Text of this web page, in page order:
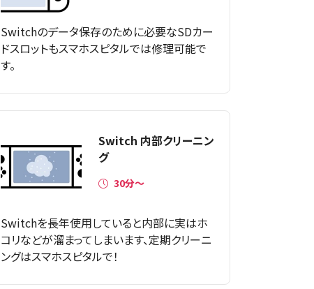
Switchのデータ保存のために必要なSDカー
ドスロットもスマホスピタルでは修理可能で
す。
Switch 内部クリーニン
グ
30分～
Switchを長年使用していると内部に実はホ
コリなどが溜まってしまいます、定期クリーニ
ングはスマホスピタルで！